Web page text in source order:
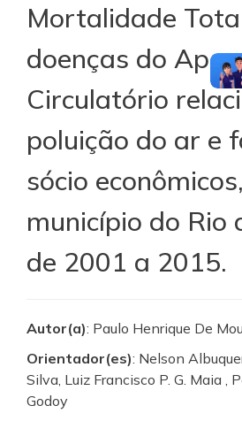
Mortalidade
doenças do
Circulatório
poluição do ar e
sócio
município do Rio
de 2001 a 2015.
Autor(a): Paulo Henrique De
Orientador(es): Nelson
Silva, Luiz Francisco P. G. Maia ,
Godoy